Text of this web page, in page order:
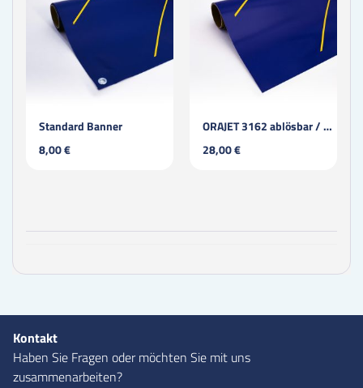
Standard Banner
8,00 €
ORAJET 3162 ablösbar / blasenfrei / laminiert
28,00 €
Kontakt
Haben Sie Fragen oder möchten Sie mit uns
zusammenarbeiten?